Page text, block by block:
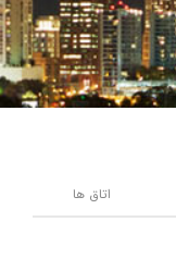
اتاق ها